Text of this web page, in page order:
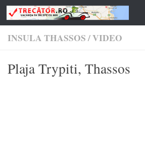
Skip to content
INSULA THASSOS/VIDEO
Plaja Trypiti, Thassos